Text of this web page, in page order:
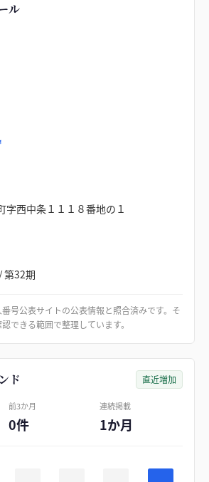
ル
字西中条１１１８番地の１
第32期
号公表サイトの公表情報と照合済みです。そ
できる範囲で整理しています。
ド 直近増加
前3か月
0件
連続掲載
1か月